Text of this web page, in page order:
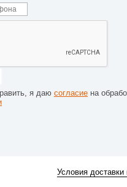
я даю согласие на
Условия